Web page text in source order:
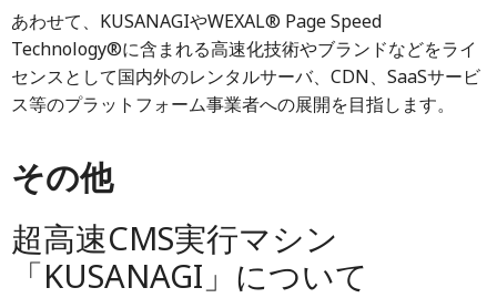
あわせて、KUSANAGIやWEXAL® Page Speed
Technology®に含まれる高速化技術やブランドなどをライ
センスとして国内外のレンタルサーバ、CDN、SaaSサービ
ス等のプラットフォーム事業者への展開を目指します。
その他
超高速CMS実行マシン
「KUSANAGI」について